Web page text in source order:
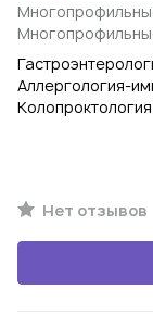
Аллергология-
Колопроктология
Нет отзывов